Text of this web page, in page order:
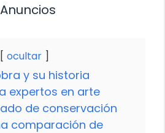
Anuncios
ocultar
y su historia
expertos en arte
de conservación
comparación de